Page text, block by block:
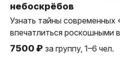
небоскрёбов
Узнать тайны современных
впечатлиться роскошными
7500 ₽ за группу, 1–6 чел.